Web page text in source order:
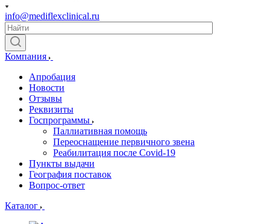
info@mediflexclinical.ru
Компания
Апробация
Новости
Отзывы
Реквизиты
Госпрограммы
Паллиативная помощь
Переоснащение первичного звена
Реабилитация после Covid-19
Пункты выдачи
География поставок
Вопрос-ответ
Каталог